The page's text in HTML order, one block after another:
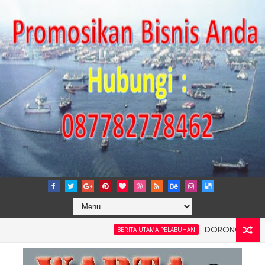
BERITA UTAMA PELABUHAN
DORONG KEMANDIRIAN
Kelancaran Logistik, IPC TPK Siap Operasikan Alat Pemindai